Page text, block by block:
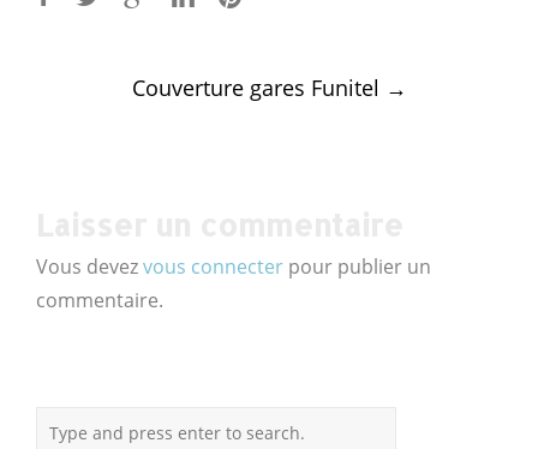
Couverture gares Funitel →
Vous devezvous connecter pour publier un
commentaire.